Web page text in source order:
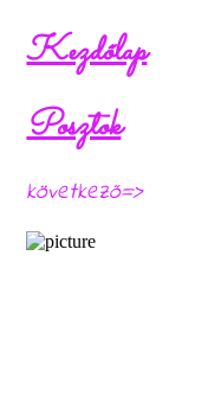
Kezdőlap
Posztok
következő=>